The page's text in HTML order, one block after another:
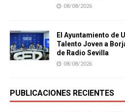
08/08/2026
El Ayuntamiento de
Talento Joven a
de Radio Sevilla
08/08/2026
PUBLICACIONES RECIENTES